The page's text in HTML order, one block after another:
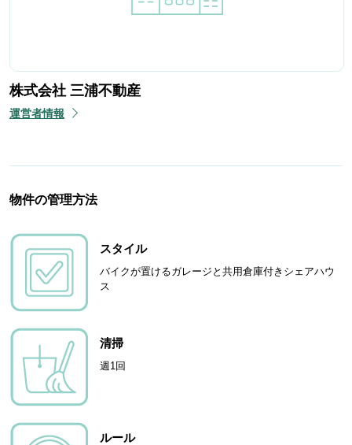
株式会社 三浦不動産
運営者情報
物件の管理方法
スタイル
バイクが置けるガレージと共用倉庫付きシェアハウ
ス
清掃
週1回
ルール